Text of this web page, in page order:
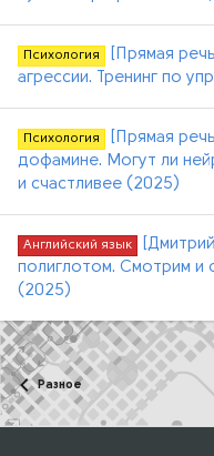
Психология
[Прямая
агрессии. Тренинг по
Психология
[Прямая
дофамине. Могут ли
и счастливее (2025)
Английский язык
полиглотом. Смотрим и
(2025)
Разное